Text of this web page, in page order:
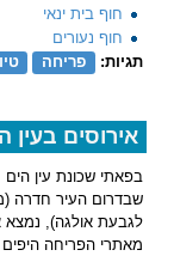
חוף בית ינאי
חוף נעורים
תגיות:
פריחה
אירוסים בעין
בפאתי שכונת עין הים
שבדרום העיר חדרה
לגבעת אולגה),
מאתרי הפריחה היפים